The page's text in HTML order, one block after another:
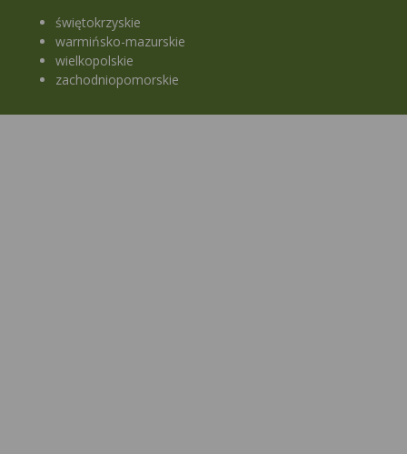
świętokrzyskie
warmińsko-mazurskie
wielkopolskie
zachodniopomorskie